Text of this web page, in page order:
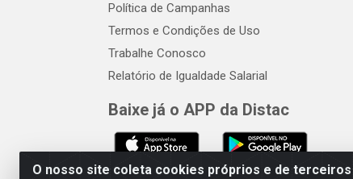
O nosso site coleta cookies próprios e de terceiros
Política de Campanhas
Termos e Condições de Uso
Trabalhe Conosco
Relatório de Igualdade Salarial
Baixe já o APP da Distac